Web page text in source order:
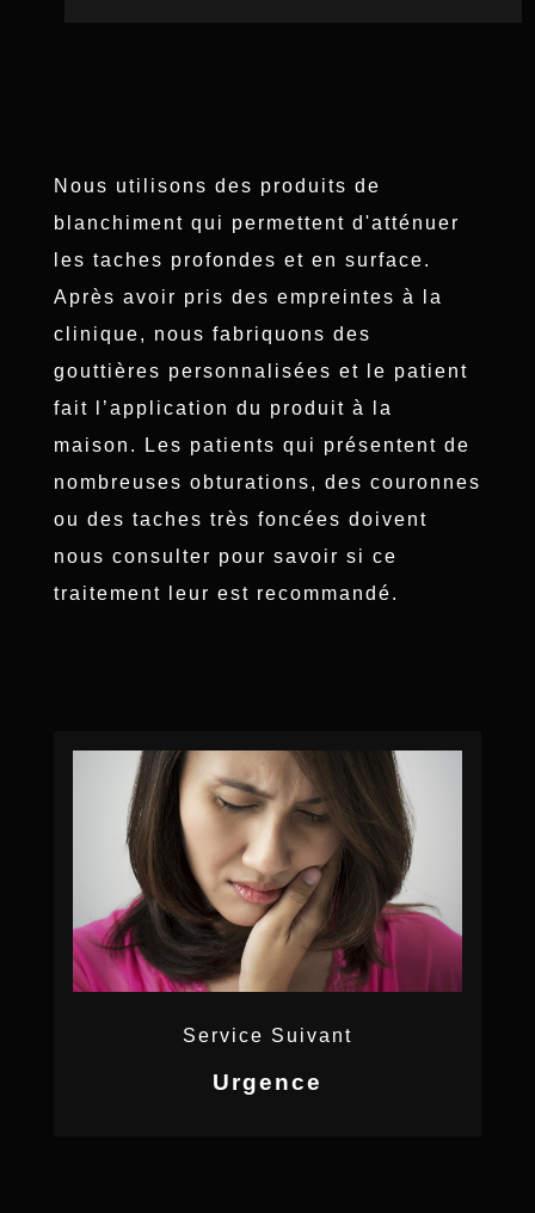
Nous utilisons des produits de
blanchiment qui permettent d'atténuer
les taches profondes et en surface.
Après avoir pris des empreintes à la
clinique, nous fabriquons des
gouttières personnalisées et le patient
fait l’application du produit à la
maison. Les patients qui présentent de
nombreuses obturations, des couronnes
ou des taches très foncées doivent
nous consulter pour savoir si ce
traitement leur est recommandé.
Service Suivant
Urgence